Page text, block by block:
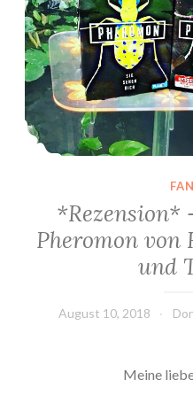
*Rezension*
Pheromon von
und
August 10, 2018
Meine